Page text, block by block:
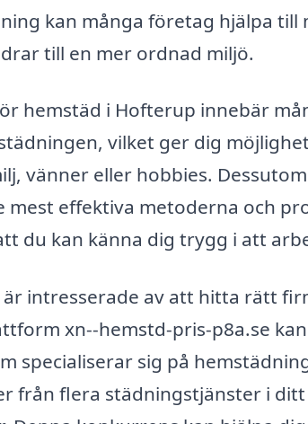
kan många företag hjälpa till
till en mer ordnad miljö.
hemstäd i Hofterup innebär
vilket ger dig
vänner eller hobbies.
mest effektiva metoderna och
du kan känna dig trygg i att
intresserade av att hitta rätt
xn--hemstd-pris-p8a.se
specialiserar sig på
från flera städningstjänster i